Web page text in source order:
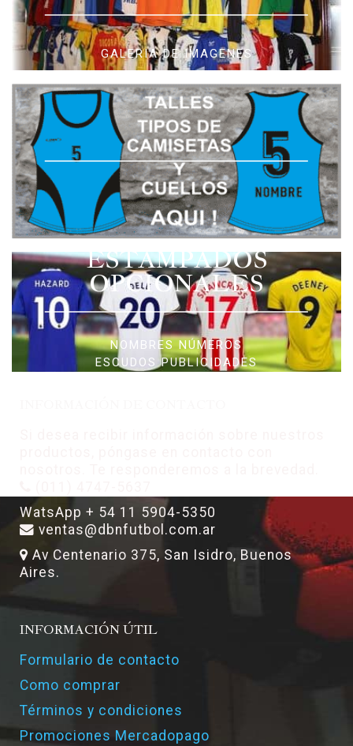
GALERIA DE IMAGENES
ESTAMPADOS
OPCIONALES
NOMBRES NÚMEROS
ESCUDOS PUBLICIDADES
WatsApp + 54 11 5904-5350
ventas@dbnfutbol.com.ar
Av Centenario 375, San Isidro, Buenos
Aires.
INFORMACIÓN ÚTIL
Formulario de contacto
Como comprar
Términos y condiciones
Promociones Mercadopago